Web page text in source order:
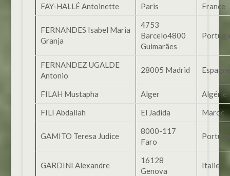
FAY-HALLÉ Antoinette Paris France
FERNANDES Isabel Maria
Granja
4753
Barcelo4800
Guimarães
FERNANDEZ UGALDE
Antonio
28005 Madrid
FILAH Mustapha Alger
Algérie
FILI Abdallah
El Jadida Maroc
GAMITO Teresa Judice
8000-117
Faro
GARDINI Alexandre
16128
Genova
Italie